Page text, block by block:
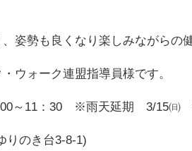
姿勢も良くなり楽しみながらの
ウォーク連盟指導員様です。
00～11：30 ※雨天延期 3/15㈰
りのき台3-8-1)